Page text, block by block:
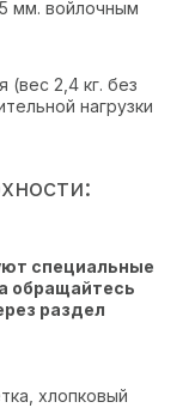
мм. войлочным
(вес 2,4 кг. без
нагрузки
специальные
обращайтесь
раздел
хлопковый